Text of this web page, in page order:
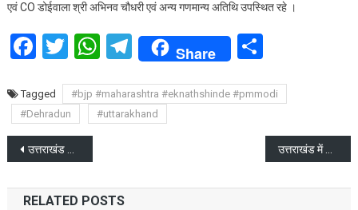
एवं CO डोईवाला श्री अभिनव चौधरी एवं अन्य गणमान्य अतिथि उपस्थित रहे ।
Facebook
Twitter
WhatsApp
Telegram
Share Share
Tagged
#bjp #maharashtra #eknathshinde #pmmodi
#Dehradun
#uttarakhand
Post
navigation
उत्तराखंड की पांच लोकसभा सीटों पर 55 प्रत्याशी चुनावी मैदान में
RELATED POSTS